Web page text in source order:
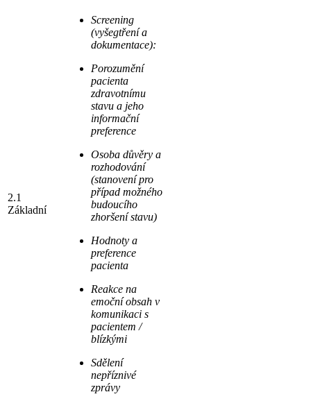
2.1
Základní
Screening
(vyšegtření a
dokumentace):
Porozumění
pacienta
zdravotnímu
stavu a jeho
informační
preference
Osoba důvěry a
rozhodování
(stanovení pro
případ možného
budoucího
zhoršení stavu)
Hodnoty a
preference
pacienta
Reakce na
emoční obsah v
komunikaci s
pacientem /
blízkými
Sdělení
nepříznivé
zprávy